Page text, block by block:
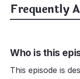
Frequently
Who is this
This episode is